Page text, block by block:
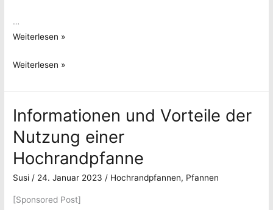
…
Die
Crepespfannen
perfekten
Genuss
–
Informationen
beliebten
Weiterlesen »
Die
Crepespfannen
für
perfekten
Crepes-
Informationen
Weiterlesen »
Informationen und Vorteile der
Nutzung einer
Hochrandpfanne
Susi/ 24. Januar 2023/ Hochrandpfannen, Pfannen
[Sponsored Post]